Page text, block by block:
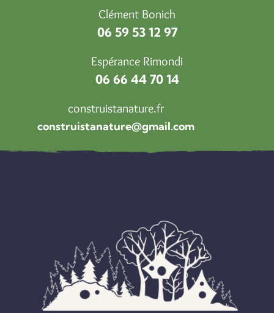
Clément Bonich
06 59 53 12 97
Espérance Rimondi
06 66 44 70 14
construistanature.fr
construistanature@gmail.com